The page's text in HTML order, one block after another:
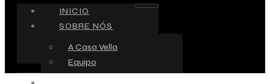
INICIO
SOBRE NÓS
A Casa Vella
Equipo